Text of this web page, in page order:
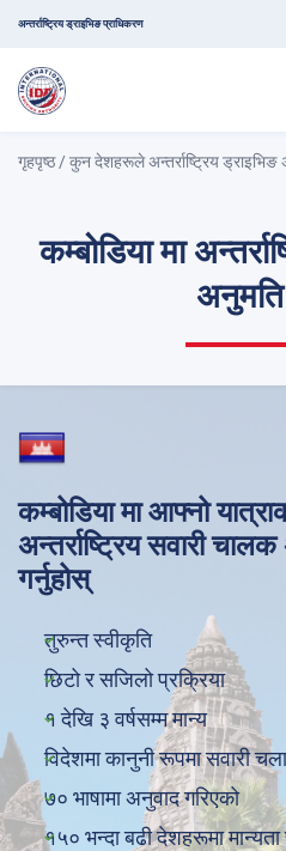
अन्तर्राष्ट्रिय ड्राइभिङ प्राधिकरण
गृहपृष्ठ/कुन देशहरूले अन्तर्राष्ट्रिय ड्राइभिङ
कम्बोडिया मा
कम्बोडिया मा आफ्नो
अन्तर्राष्ट्रिय सवारी
गर्नुहोस्
तुरुन्त स्वीकृति
छिटो र सजिलो प्रक्रिया
१ देखि ३ वर्षसम्म मान्य
विदेशमा कानुनी रूपमा सवारी
७० भाषामा अनुवाद गरिएको
१५० भन्दा बढी देशहरूमा मान्यता